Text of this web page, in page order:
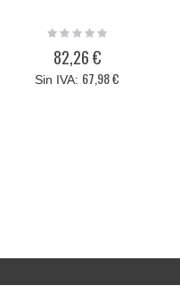
Rating:
82,26 €
67,98 €